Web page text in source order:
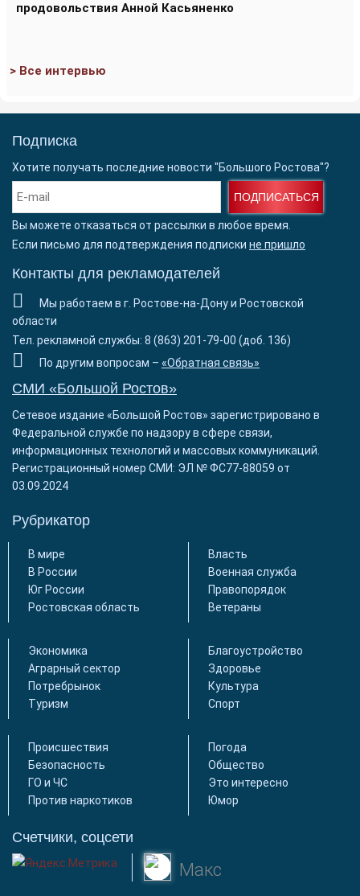
продовольствия Анной Касьяненко
> Все интервью
Подписка
Хотите получать последние новости "Большого Ростова"?
ПОДПИСАТЬСЯ
Вы можете отказаться от рассылки в любое время.
Если письмо для подтверждения подписки не пришло
Контакты для рекламодателей
Мы работаем в г. Ростове-на-Дону и Ростовской
области
Тел. рекламной службы: 8 (863) 201-79-00 (доб. 136)
По другим вопросам – «Обратная связь»
СМИ «Большой Ростов»
Сетевое издание «Большой Ростов» зарегистрировано в
Федеральной службе по надзору в сфере связи,
информационных технологий и массовых коммуникаций.
Регистрационный номер СМИ: ЭЛ № ФС77-88059 от
03.09.2024
Рубрикатор
В мире
В России
Юг России
Ростовская область
Власть
Военная служба
Правопорядок
Ветераны
Экономика
Аграрный сектор
Потребрынок
Туризм
Благоустройство
Здоровье
Культура
Спорт
Происшествия
Безопасность
ГО и ЧС
Против наркотиков
Погода
Общество
Это интересно
Юмор
Счетчики, соцсети
Макс